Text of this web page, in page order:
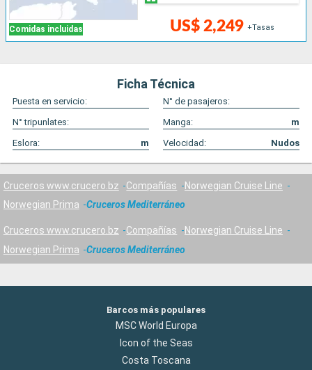
Comidas incluidas US$ 2,249 +Tasas
Ficha Técnica
Puesta en servicio:
N° de pasajeros:
N° tripunlates:
Manga:
m
Eslora:
m Velocidad: Nudos
Cruceros www.crucero.bz Compañías
Norwegian Cruise Line
Norwegian Prima
Cruceros Mediterráneo
Cruceros www.crucero.bz Compañías
Norwegian Cruise Line
Norwegian Prima
Cruceros Mediterráneo
Barcos más populares
MSC World Europa
Icon of the Seas
Costa Toscana